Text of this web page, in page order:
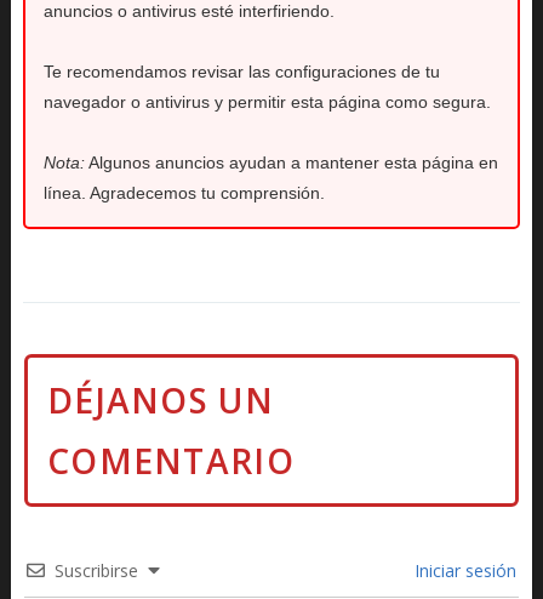
anuncios o antivirus esté interfiriendo.
Te recomendamos revisar las configuraciones de tu
navegador o antivirus y permitir esta página como segura.
Nota:Algunos anuncios ayudan a mantener esta página en
línea. Agradecemos tu comprensión.
Suscribirse Iniciar sesión